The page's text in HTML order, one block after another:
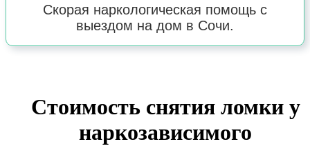
Скорая наркологическая помощь с
выездом на дом в Сочи.
Стоимость снятия ломки у
наркозависимого